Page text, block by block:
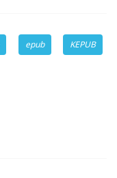
epub KEPUB